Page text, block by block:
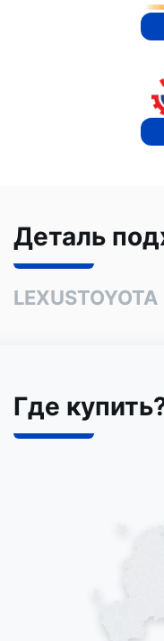
Деталь
LEXUSTOYOTA
Где